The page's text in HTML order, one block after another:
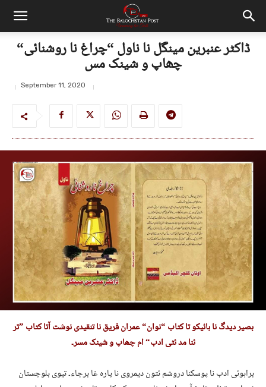
ڈاکٹر عنبرین مینگل نا ناول “چراغ نا روشنائی“
چھاپ و شینک مس
September 11, 2020
بصیر دیدگ نا ہائیکو تا کتاب “نوان“ عمران فریق نا تنقیدی نوشت آتا کتاب ”تر
ئنا مد ئٹی ادب“ ام چھاپ و شینک مسر۔
براہوئی ادب نا پوسکنا دروشم ئتون دیمروی نا پارہ غا برجاء۔ تیوی بلوچستان